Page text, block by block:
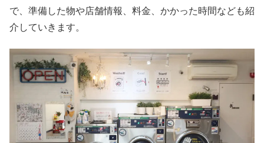
で、準備した物や店舗情報、料金、かかった時間なども紹
介していきます。